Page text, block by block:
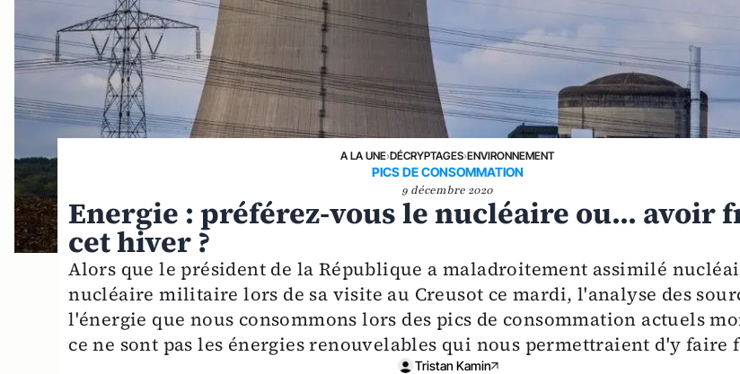
A LA UNE›DÉCRYPTAGES›ENVIRONNEMENT
PICS DE CONSOMMATION
9 décembre 2020
Energie : préférez-vous le nucléaire ou... avoir
cet hiver ?
Alors que le président de la République a maladroitement assimilé
nucléaire militaire lors de sa visite au Creusot ce mardi, l'analyse des
l'énergie que nous consommons lors des pics de consommation actuels
ce ne sont pas les énergies renouvelables qui nous permettraient d'y faire
Tristan Kamin